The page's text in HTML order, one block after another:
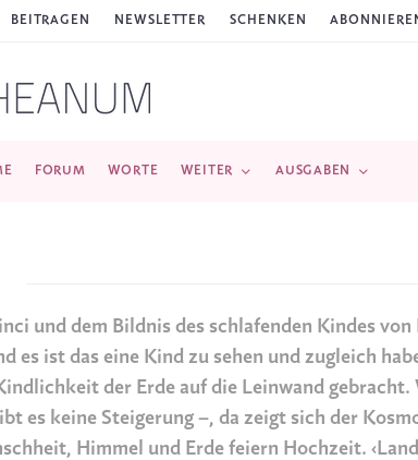
BEITRAGEN NEWSLETTER SCHENKEN
FORUM WORTE WEITER AUSGABEN
und dem Bildnis des schlafenden Kindes
es ist das eine Kind zu sehen und zugleich
der Erde auf die Leinwand gebracht.
es keine Steigerung –, da zeigt sich der
Himmel und Erde feiern Hochzeit.